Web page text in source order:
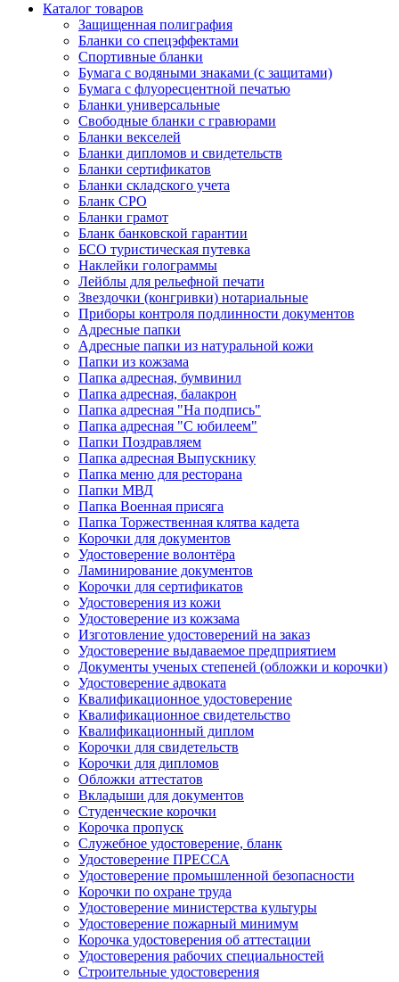
Каталог товаров
Защищенная полиграфия
Бланки со спецэффектами
Спортивные бланки
Бумага с водяными знаками (с защитами)
Бумага с флуоресцентной печатью
Бланки универсальные
Свободные бланки с гравюрами
Бланки векселей
Бланки дипломов и свидетельств
Бланки сертификатов
Бланки складского учета
Бланк СРО
Бланки грамот
Бланк банковской гарантии
БСО туристическая путевка
Наклейки голограммы
Лейблы для рельефной печати
Звездочки (конгривки) нотариальные
Приборы контроля подлинности документов
Адресные папки
Адресные папки из натуральной кожи
Папки из кожзама
Папка адресная, бумвинил
Папка адресная, балакрон
Папка адресная "На подпись"
Папка адресная "C юбилеем"
Папки Поздравляем
Папка адресная Выпускнику
Папка меню для ресторана
Папки МВД
Папка Военная присяга
Папка Торжественная клятва кадета
Корочки для документов
Удостоверение волонтёра
Ламинирование документов
Корочки для сертификатов
Удостоверения из кожи
Удостоверение из кожзама
Изготовление удостоверений на заказ
Удостоверение выдаваемое предприятием
Документы ученых степеней (обложки и корочки)
Удостоверение адвоката
Квалификационное удостоверение
Квалификационное свидетельство
Квалификационный диплом
Корочки для свидетельств
Корочки для дипломов
Обложки аттестатов
Вкладыши для документов
Студенческие корочки
Корочка пропуск
Служебное удостоверение, бланк
Удостоверение ПРЕССА
Удостоверение промышленной безопасности
Корочки по охране труда
Удостоверение министерства культуры
Удостоверение пожарный минимум
Корочка удостоверения об аттестации
Удостоверения рабочих специальностей
Строительные удостоверения